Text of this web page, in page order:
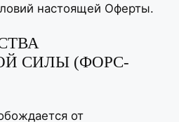
настоящей Оферты.
СИЛЫ (ФОРС-
от